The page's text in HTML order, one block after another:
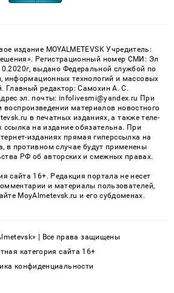
издание MOYALMETEVSK Учредитель:
Регистрационный номер СМИ: Эл
выдано Федеральной службой по
информационных технологий и массовых
Главный редактор: Самохин А. С.
эл. почты: infolivesmi@yandex.ru При
материалов новостного
в печатных изданиях, а также теле-
ссылка на издание обязательна. При
изданиях прямая гиперссылка на
в противном случае будут применены
РФ об авторских и смежных правах.
сайта 16+. Редакция портала не несет
и материалы пользователей,
MoyAlmetevsk.ru и его субдоменах.
| Все права защищены
категория сайта 16+
конфиденциальности